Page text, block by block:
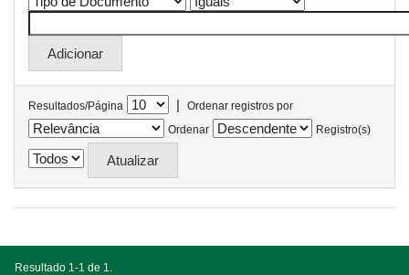
Resultados/Página |
Ordenar registros por
Ordenar
Registro(s)
Resultado 1-1 de 1.